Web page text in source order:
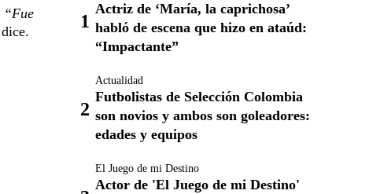
“Fue
dice.
Actriz de ‘María, la caprichosa’
habló de escena que hizo en ataúd:
“Impactante”
Actualidad
Futbolistas de Selección Colombia
son novios y ambos son goleadores:
edades y equipos
El Juego de mi Destino
Actor de 'El Juego de mi Destino'